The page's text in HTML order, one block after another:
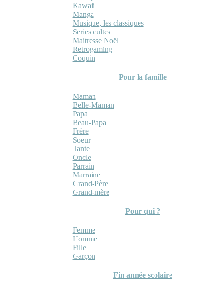
Kawaii
Manga
Musique, les classiques
Series cultes
Maitresse Noël
Retrogaming
Coquin
Pour la famille
Maman
Belle-Maman
Papa
Beau-Papa
Frère
Soeur
Tante
Oncle
Parrain
Marraine
Grand-Père
Grand-mère
Pour qui ?
Femme
Homme
Fille
Garçon
Fin année scolaire